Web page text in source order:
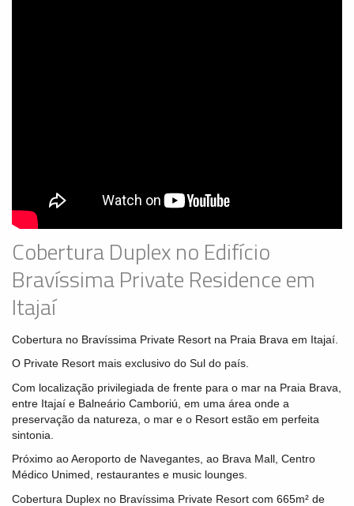
Cobertura Duplex no Edifício
Bravíssima Private Residence em
Itajaí
Cobertura no Bravíssima Private Resort na Praia Brava em Itajaí.
O Private Resort mais exclusivo do Sul do país.
Com localização privilegiada de frente para o mar na Praia Brava,
entre Itajaí e Balneário Camboriú, em uma área onde a
preservação da natureza, o mar e o Resort estão em perfeita
sintonia.
Próximo ao Aeroporto de Navegantes, ao Brava Mall, Centro
Médico Unimed, restaurantes e music lounges.
Cobertura Duplex no Bravíssima Private Resort com 665m² de